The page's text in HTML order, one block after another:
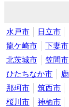
水戸市 日立市
龍ケ崎市
下妻市
北茨城市
笠間市
ひたちなか市
那珂市
筑西市
桜川市
神栖市